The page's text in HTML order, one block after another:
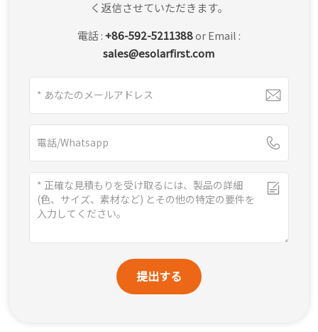
く返信させていただきます。
電話 : +86-592-5211388or Email :
sales@esolarfirst.com
提出する